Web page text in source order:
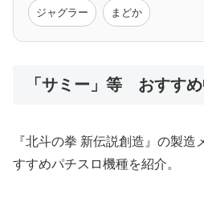
ジャグラー まどか
「サミー」等 おすす
『北斗の拳 新伝説創造』の製造
すすめパチスロ機種を紹介。